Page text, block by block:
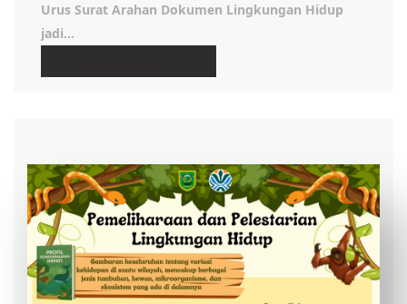
Urus Surat Arahan Dokumen Lingkungan Hidup
jadi...